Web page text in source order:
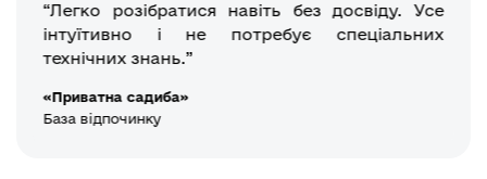
“Легко розібратися навіть без досвіду. Усе
інтуїтивно і не потребує спеціальних
технічних знань.”
«Приватна садиба»
База відпочинку